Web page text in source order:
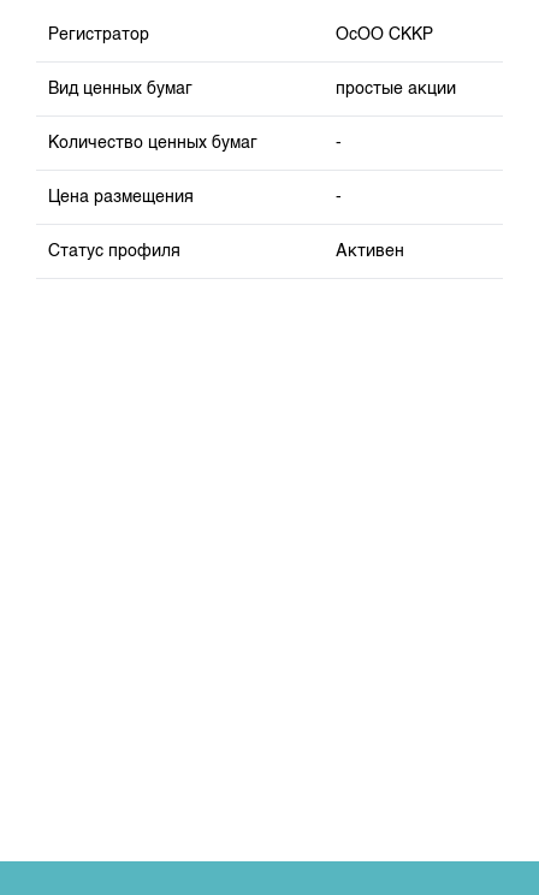
Результаты аукционов по депозитам
Регистратор ОсОО СККР
Вид ценных бумаг простые акции
Количество ценных бумаг -
Цена размещения -
Статус профиля Активен